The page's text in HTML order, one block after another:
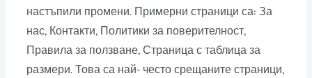
настъпили промени. Примерни страници са: За
нас, Контакти, Политики за поверителност,
Правила за ползване, Страница с таблица за
размери. Това са най- често срещаните страници,